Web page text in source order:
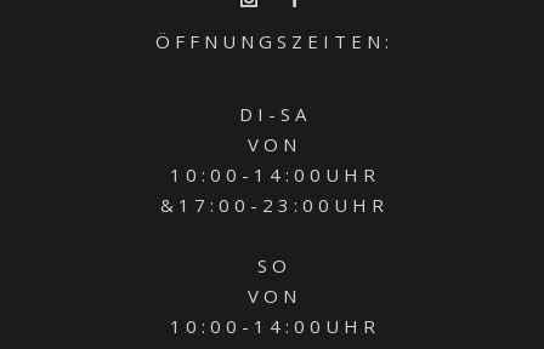
Ö F F N U N G S Z E I T E N :
D I - S A
V O N
1 0 : 0 0 - 1 4 : 0 0 U H R
& 1 7 : 0 0 - 2 3 : 0 0 U H R
S O
V O N
1 0 : 0 0 - 1 4 : 0 0 U H R